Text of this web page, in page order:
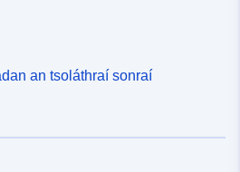
an tsoláthraí sonraí